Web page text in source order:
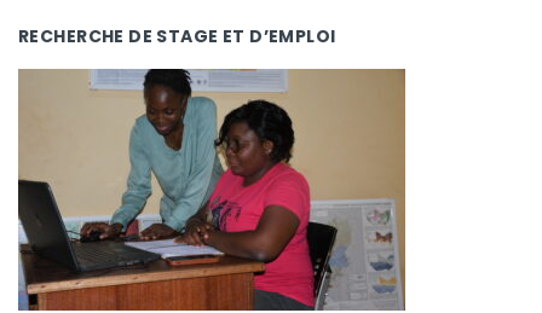
RECHERCHE DE STAGE ET D’EMPLOI